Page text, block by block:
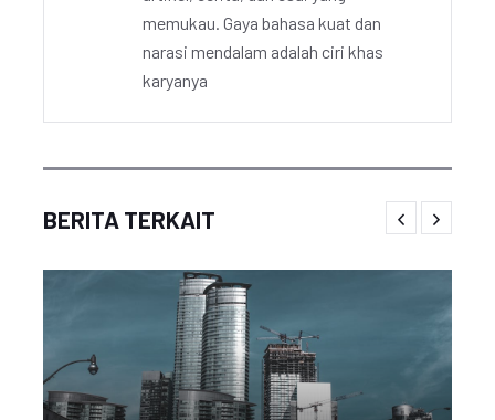
memukau. Gaya bahasa kuat dan
narasi mendalam adalah ciri khas
karyanya
BERITA TERKAIT